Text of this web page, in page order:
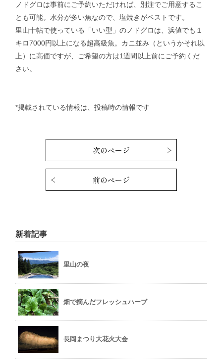
ノドグロは事前にご予約いただければ、別注でご用意するこ
とも可能。水分が多い魚なので、塩焼きがベストです。
里山十帖で使っている「いい型」のノドグロは、浜値でも１
キロ7000円以上になる超高級魚。カニ並み（というかそれ以
上）に高価ですが、ご希望の方は1週間以上前にご予約くだ
さい。
*掲載されている情報は、投稿時の情報です
次のページ
前のページ
新着記事
里山の夜
畑で摘んだフレッシュハーブ
長岡まつり大花火大会